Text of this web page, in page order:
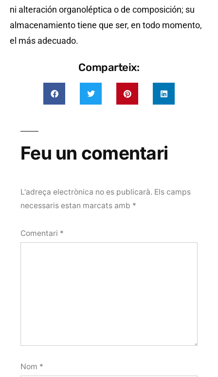
ni alteración organoléptica o de composición; su
almacenamiento tiene que ser, en todo momento,
el más adecuado.
Comparteix:
Feu un comentari
L'adreça electrònica no es publicarà. Els camps
necessaris estan marcats amb *
Comentari *
Nom *